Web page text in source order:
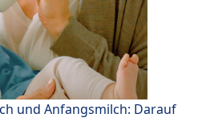
und Anfangsmilch: Darauf